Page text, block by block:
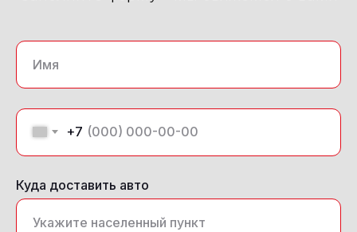
+7
Куда доставить авто